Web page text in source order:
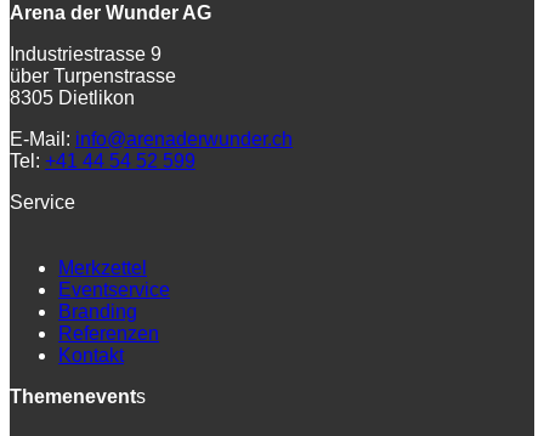
Arena der Wunder AG
Industriestrasse 9
über Turpenstrasse
8305 Dietlikon
E-Mail: info@arenaderwunder.ch
Tel: +41 44 54 52 599
Service
Merkzettel
Eventservice
Branding
Referenzen
Kontakt
Themenevents